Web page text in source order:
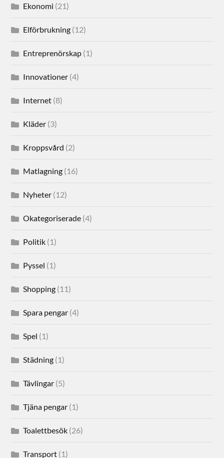
Ekonomi (21)
Elförbrukning (12)
Entreprenörskap (1)
Innovationer (4)
Internet (8)
Kläder (3)
Kroppsvård (2)
Matlagning (16)
Nyheter (12)
Okategoriserade (4)
Politik (1)
Pyssel (1)
Shopping (11)
Spara pengar (4)
Spel (1)
Städning (1)
Tävlingar (5)
Tjäna pengar (1)
Toalettbesök (26)
Transport (1)